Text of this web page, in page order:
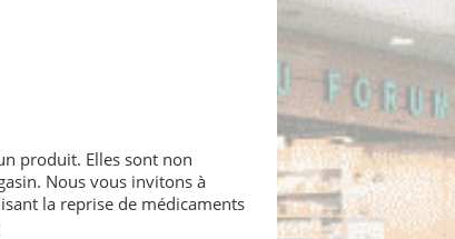
produit. Elles sont non
Nous vous invitons à
la reprise de médicaments